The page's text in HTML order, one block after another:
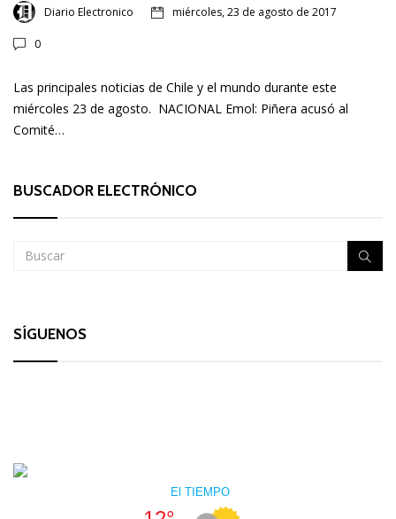
Diario Electronico miércoles, 23 de agosto de 2017
0
Las principales noticias de Chile y el mundo durante este
miércoles 23 de agosto. NACIONAL Emol: Piñera acusó al
Comité…
BUSCADOR ELECTRÓNICO
SÍGUENOS